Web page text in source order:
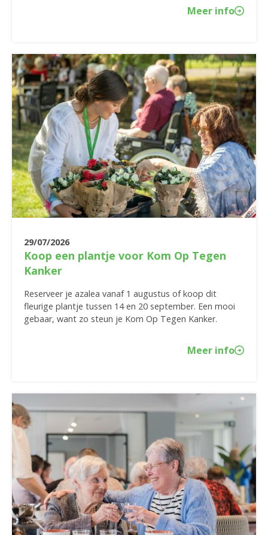
Meer info
29/07/2026
Koop een plantje voor Kom Op Tegen
Kanker
Reserveer je azalea vanaf 1 augustus of koop dit
fleurige plantje tussen 14 en 20 september. Een mooi
gebaar, want zo steun je Kom Op Tegen Kanker.
Meer info